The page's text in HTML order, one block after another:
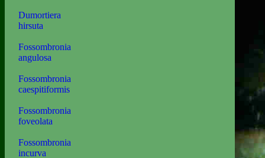
Dumortiera
hirsuta
Fossombronia
angulosa
Fossombronia
caespitiformis
Fossombronia
foveolata
Fossombronia
incurva